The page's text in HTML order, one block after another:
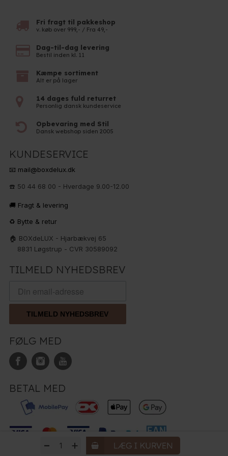
+
-
Fri fragt til pakkeshop
v. køb over 999,- / Fra 49,-
Dag-til-dag levering
Bestil inden kl. 11
Kæmpe sortiment
Alt er på lager
14 dages fuld returret
Personlig dansk kundeservice
Opbevaring med Stil
Dansk webshop siden 2005
KUNDESERVICE
📧 mail@boxdelux.dk
☎️ 50 44 68 00 - Hverdage 9.00-12.00
🚚 Fragt & levering
♻️ Bytte & retur
🏠 BOXdeLUX - Hjarbækvej 65
8831 Løgstrup - CVR 30589092
TILMELD NYHEDSBREV
TILMELD NYHEDSBREV
FØLG MED
BETAL MED